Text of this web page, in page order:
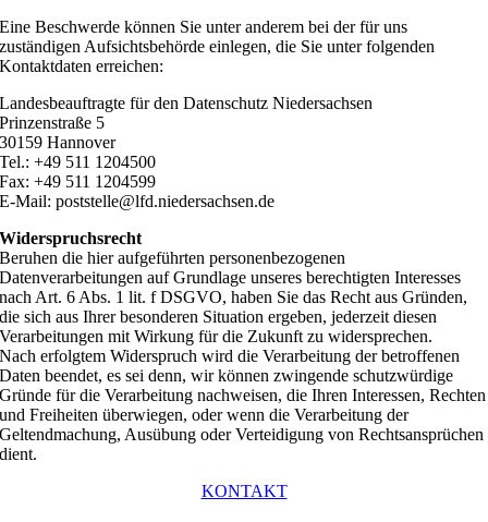
Eine Beschwerde können Sie unter anderem bei der für uns
zuständigen Aufsichtsbehörde einlegen, die Sie unter folgenden
Kontaktdaten erreichen:
Landesbeauftragte für den Datenschutz Niedersachsen
Prinzenstraße 5
30159 Hannover
Tel.: +49 511 1204500
Fax: +49 511 1204599
E-Mail: poststelle@lfd.niedersachsen.de
Widerspruchsrecht
Beruhen die hier aufgeführten personenbezogenen
Datenverarbeitungen auf Grundlage unseres berechtigten Interesses
nach Art. 6 Abs. 1 lit. f DSGVO, haben Sie das Recht aus Gründen,
die sich aus Ihrer besonderen Situation ergeben, jederzeit diesen
Verarbeitungen mit Wirkung für die Zukunft zu widersprechen.
Nach erfolgtem Widerspruch wird die Verarbeitung der betroffenen
Daten beendet, es sei denn, wir können zwingende schutzwürdige
Gründe für die Verarbeitung nachweisen, die Ihren Interessen, Rechten
und Freiheiten überwiegen, oder wenn die Verarbeitung der
Geltendmachung, Ausübung oder Verteidigung von Rechtsansprüchen
dient.
KONTAKT